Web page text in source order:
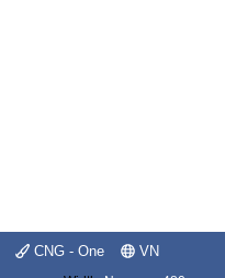
CNG - One VN